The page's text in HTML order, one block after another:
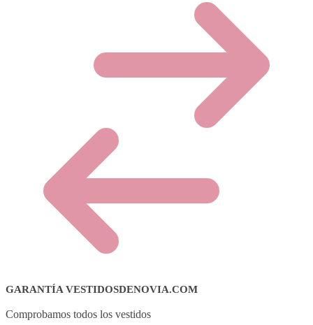
GARANTÍA VESTIDOSDENOVIA.COM
Comprobamos todos los vestidos